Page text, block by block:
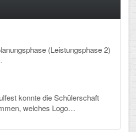
(Leistungsphase 2)
konnte die Schülerschaft
welches Logo…